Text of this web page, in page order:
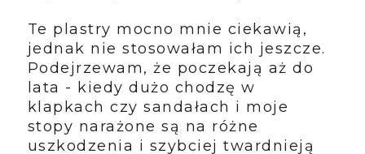
Te plastry mocno mnie ciekawią,
jednak nie stosowałam ich jeszcze.
Podejrzewam, że poczekają aż do
lata - kiedy dużo chodzę w
klapkach czy sandałach i moje
stopy narażone są na różne
uszkodzenia i szybciej twardnieją